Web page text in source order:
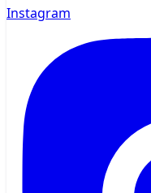
Instagram